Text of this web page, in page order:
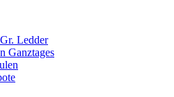
Ledder
Ganztages